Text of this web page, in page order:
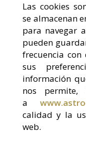
Las cookies
se almacenan
para navegar
pueden
frecuencia
sus
información
nos permite,
a
calidad y la
web.